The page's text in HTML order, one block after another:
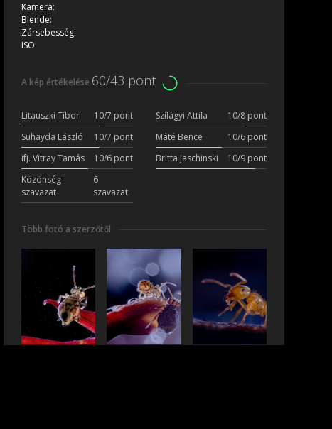
Kamera:
Blende:
Zársebesség:
ISO:
A kép értékelése 60/43 pont
Litauszki Tibor 10/7 pont Szilágyi Attila
10/8 pont
Suhayda László
10/7 pont Máté Bence
10/6 pont
ifj. Vitray Tamás
10/6 pont Britta Jaschinski
10/9 pont
Közönség
szavazat
6
szavazat
Több fotó a szerzőtől